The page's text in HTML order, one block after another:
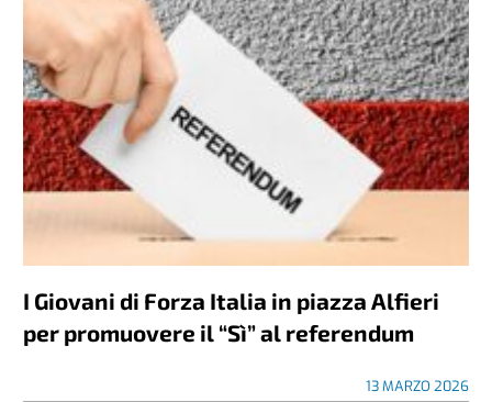
I Giovani di Forza Italia in piazza Alfieri
per promuovere il “Sì” al referendum
13 MARZO 2026